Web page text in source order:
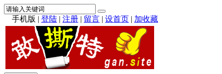
手机版 | 登陆 | 注册 | 留言 | 设首页 | 加收藏